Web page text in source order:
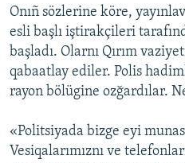
Onıñ sözlerine köre,
esli başlı iştirakçileri
başladı. Olarnı Qırım
qabaatlay ediler. Polis
rayon bölügine ozğardılar.
«Politsiyada bizge eyi
Vesiqalarımıznı ve